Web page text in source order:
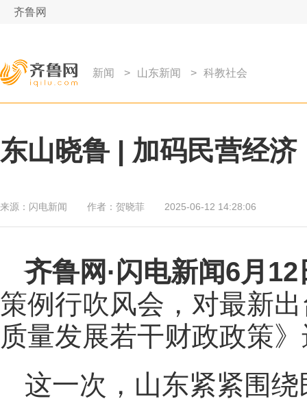
齐鲁网
新闻 > 山东新闻 > 科教社会
东山晓鲁 | 加码民营经
来源： 闪电新闻 作者： 贺晓菲 2025-06-12 14:28:06
齐鲁网 ·闪电新闻6月12
策例行吹风会，对最新
质量发展若干财政政策
这一次，山东紧紧围